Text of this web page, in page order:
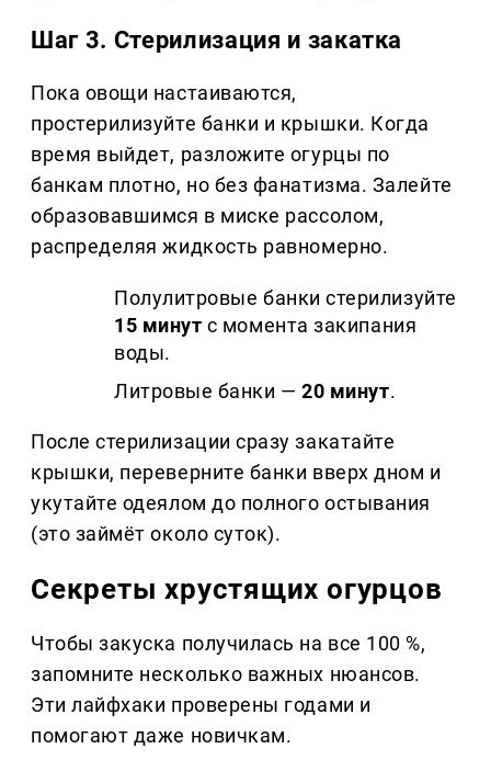
Шаг 3. Стерилизация и закатка
Пока овощи настаиваются,
простерилизуйте банки и крышки. Когда
время выйдет, разложите огурцы по
банкам плотно, но без фанатизма. Залейте
образовавшимся в миске рассолом,
распределяя жидкость равномерно.
Полулитровые банки стерилизуйте
15 минут с момента закипания
воды.
Литровые банки —20 минут.
После стерилизации сразу закатайте
крышки, переверните банки вверх дном и
укутайте одеялом до полного остывания
(это займёт около суток).
Секреты хрустящих огурцов
Чтобы закуска получилась на все 100 %,
запомните несколько важных нюансов.
Эти лайфхаки проверены годами и
помогают даже новичкам.